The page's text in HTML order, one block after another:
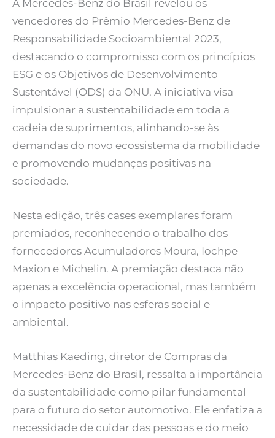
A Mercedes-Benz do Brasil revelou os
vencedores do Prêmio Mercedes-Benz de
Responsabilidade Socioambiental 2023,
destacando o compromisso com os princípios
ESG e os Objetivos de Desenvolvimento
Sustentável (ODS) da ONU. A iniciativa visa
impulsionar a sustentabilidade em toda a
cadeia de suprimentos, alinhando-se às
demandas do novo ecossistema da mobilidade
e promovendo mudanças positivas na
sociedade.
Nesta edição, três cases exemplares foram
premiados, reconhecendo o trabalho dos
fornecedores Acumuladores Moura, Iochpe
Maxion e Michelin. A premiação destaca não
apenas a excelência operacional, mas também
o impacto positivo nas esferas social e
ambiental.
Matthias Kaeding, diretor de Compras da
Mercedes-Benz do Brasil, ressalta a importância
da sustentabilidade como pilar fundamental
para o futuro do setor automotivo. Ele enfatiza a
necessidade de cuidar das pessoas e do meio